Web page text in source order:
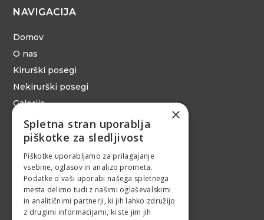
NAVIGACIJA
Domov
O nas
Kirurški posegi
Nekirurški posegi
Galerija
INFORMACIJE
Nasveti
Posvetujte se
×
Spletna stran uporablja
piškotke za sledljivost
Piškotke uporabljamo za prilagajanje
vsebine, oglasov in analizo prometa.
Podatke o vaši uporabi našega spletnega
mesta delimo tudi z našimi oglaševalskimi
in analitičnimi partnerji, ki jih lahko združijo
z drugimi informacijami, ki ste jim jih